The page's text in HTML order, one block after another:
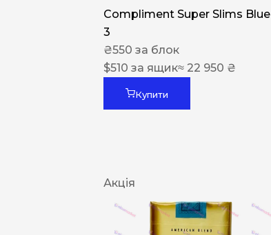
Compliment Super Slims Blue
3
₴550 за блок
$510 за ящик≈ 22 950 ₴
Купити
Акція